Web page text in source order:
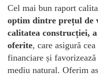
Cel mai bun raport
optim dintre prețul de
calitatea construcției,
oferite, care asigură
financiare și
mediu natural. Oferim